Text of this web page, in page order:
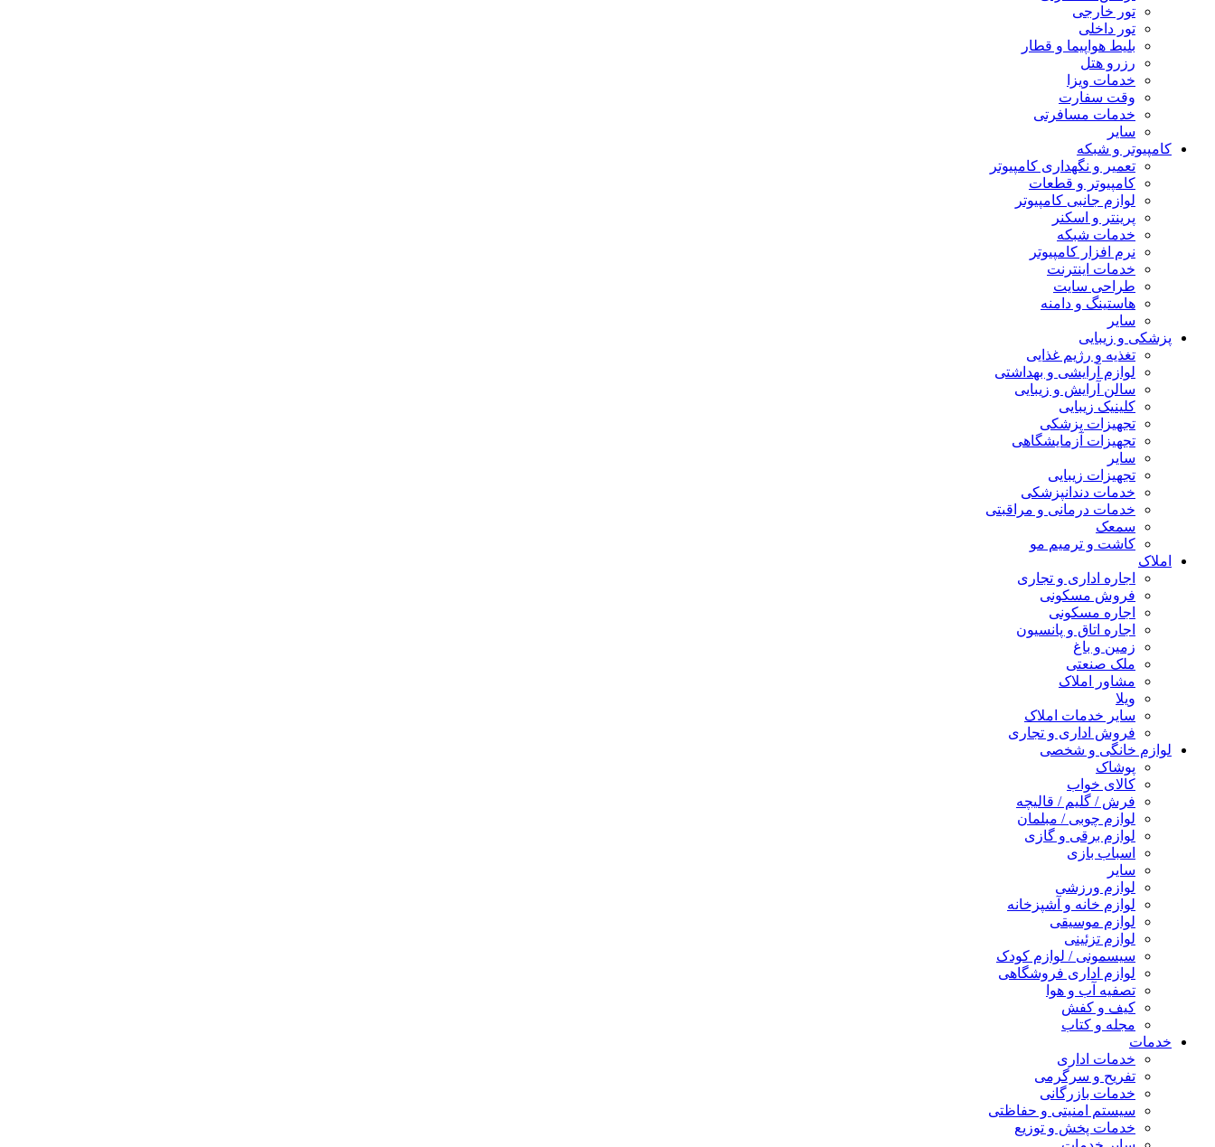
تور خارجی
تور داخلی
بلیط هواپیما و قطار
رزرو هتل
خدمات ویزا
وقت سفارت
خدمات مسافرتی
سایر
کامپیوتر و شبکه
تعمیر و نگهداری کامپیوتر
کامپیوتر و قطعات
لوازم جانبی کامپیوتر
پرینتر و اسکنر
خدمات شبکه
نرم افزار کامپیوتر
خدمات اینترنت
طراحی سایت
هاستینگ و دامنه
سایر
پزشکی و زیبایی
تغذیه و رژیم غذایی
لوازم آرایشی و بهداشتی
سالن آرایش و زیبایی
کلینیک زیبایی
تجهیزات پزشکی
تجهیزات آزمایشگاهی
سایر
تجهیزات زیبایی
خدمات دندانپزشکی
خدمات درمانی و مراقبتی
سمعک
کاشت و ترمیم مو
املاک
اجاره اداری و تجاری
فروش مسکونی
اجاره مسکونی
اجاره اتاق و پانسیون
زمین و باغ
ملک صنعتی
مشاور املاک
ویلا
سایر خدمات املاک
فروش اداری و تجاری
لوازم خانگی و شخصی
پوشاک
کالای خواب
فرش / گلیم / قالیچه
لوازم چوبی / مبلمان
لوازم برقی و گازی
اسباب بازی
سایر
لوازم ورزشی
لوازم خانه و آشپزخانه
لوازم موسیقی
لوازم تزئینی
سیسمونی / لوازم کودک
لوازم اداری فروشگاهی
تصفیه آب و هوا
کیف و کفش
مجله و کتاب
خدمات
خدمات اداری
تفریح و سرگرمی
خدمات بازرگانی
سیستم امنیتی و حفاظتی
خدمات پخش و توزیع